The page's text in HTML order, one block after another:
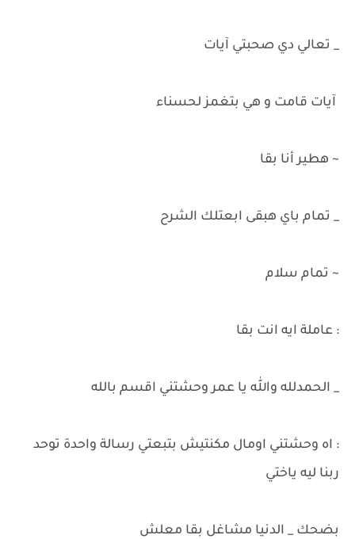
_ تعالي دي صحبتي آيات
آيات قامت و هي بتغمز لحسناء
~ هطير أنا بقا
_ تمام باي هبقى ابعتلك الشرح
~ تمام سلام
: عاملة ايه انت بقا
_ الحمدلله والله يا عمر وحشتني اقسم بالله
: اه وحشتني اومال مكنتيش بتبعتي رسالة واحدة توحد
ربنا ليه ياختي
بضحك _ الدنيا مشاغل بقا معلش